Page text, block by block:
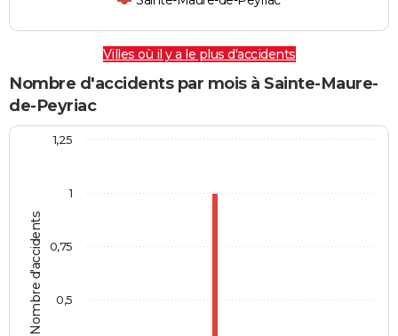
Villes où il y a le plus d'accidents
Nombre d'accidents par mois à Sainte-Maure-
de-Peyriac
Nombre d'accidents
1
0,5
0,75
1,25